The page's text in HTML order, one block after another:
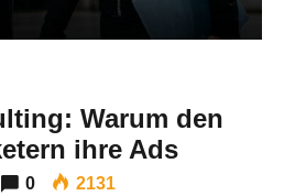
Warum den
ihre Ads
0 2131